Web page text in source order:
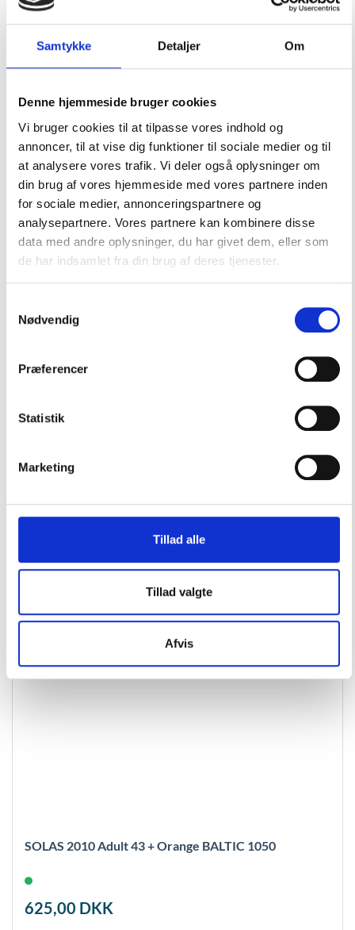
Samtykke Detaljer Om
Denne hjemmeside bruger cookies
Vi bruger cookies til at tilpasse vores indhold og
annoncer, til at vise dig funktioner til sociale medier og til
at analysere vores trafik. Vi deler også oplysninger om
din brug af vores hjemmeside med vores partnere inden
for sociale medier, annonceringspartnere og
analysepartnere. Vores partnere kan kombinere disse
data med andre oplysninger, du har givet dem, eller som
de har indsamlet fra din brug af deres tjenester.
Nødvendig
Præferencer
Statistik
Marketing
Tillad alle
Tillad valgte
Afvis
Legend 305 SOLAS Rød BALTIC 2803
3.150,00DKK
Tilføj til kurv Læs mere
Legend 305 SOLAS Sort BALTIC 2802
SOLAS 2010 Adult 43 + Orange BALTIC 1050
625,00 DKK